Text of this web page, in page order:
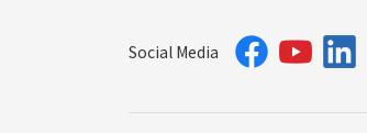
Social Media